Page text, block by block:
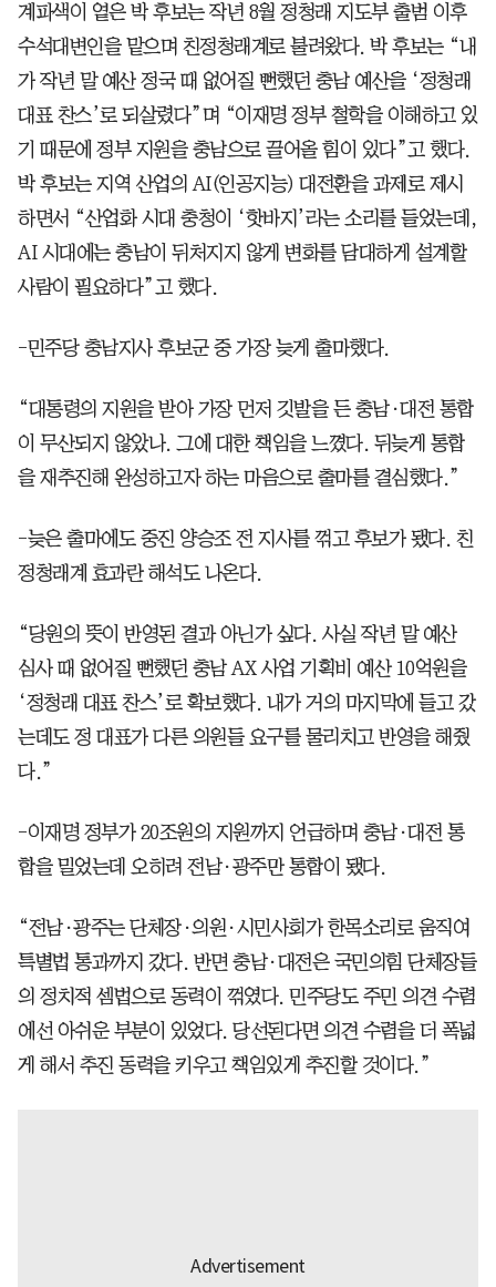
계파색이 옅은 박 후보는 작년 8월 정청래 지도부 출범 이후
수석대변인을 맡으며 친정청래계로 불려왔다. 박 후보는 “내
가 작년 말 예산 정국 때 없어질 뻔했던 충남 예산을 ‘정청래
대표 찬스’로 되살렸다”며 “이재명 정부 철학을 이해하고 있
기 때문에 정부 지원을 충남으로 끌어올 힘이 있다”고 했다.
박 후보는 지역 산업의 AI(인공지능) 대전환을 과제로 제시
하면서 “산업화 시대 충청이 ‘핫바지’라는 소리를 들었는데,
AI 시대에는 충남이 뒤처지지 않게 변화를 담대하게 설계할
사람이 필요하다”고 했다.
-민주당 충남지사 후보군 중 가장 늦게 출마했다.
“대통령의 지원을 받아 가장 먼저 깃발을 든 충남·대전 통합
이 무산되지 않았나. 그에 대한 책임을 느꼈다. 뒤늦게 통합
을 재추진해 완성하고자 하는 마음으로 출마를 결심했다.”
-늦은 출마에도 중진 양승조 전 지사를 꺾고 후보가 됐다. 친
정청래계 효과란 해석도 나온다.
“당원의 뜻이 반영된 결과 아닌가 싶다. 사실 작년 말 예산
심사 때 없어질 뻔했던 충남 AX 사업 기획비 예산 10억원을
‘정청래 대표 찬스’로 확보했다. 내가 거의 마지막에 들고 갔
는데도 정 대표가 다른 의원들 요구를 물리치고 반영을 해줬
다.”
-이재명 정부가 20조원의 지원까지 언급하며 충남·대전 통
합을 밀었는데 오히려 전남·광주만 통합이 됐다.
“전남·광주는 단체장·의원·시민사회가 한목소리로 움직여
특별법 통과까지 갔다. 반면 충남·대전은 국민의힘 단체장들
의 정치적 셈법으로 동력이 꺾였다. 민주당도 주민 의견 수렴
에선 아쉬운 부분이 있었다. 당선된다면 의견 수렴을 더 폭넓
게 해서 추진 동력을 키우고 책임있게 추진할 것이다.”